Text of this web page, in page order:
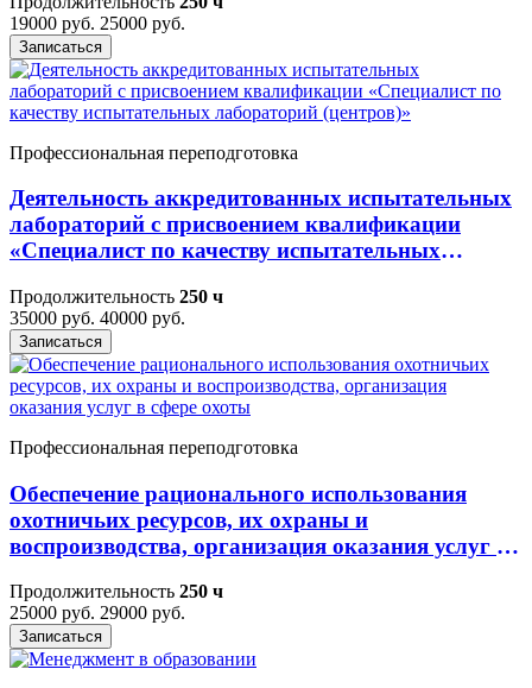
19000 руб. 25000 руб.
Записаться
Профессиональная переподготовка
Деятельность аккредитованных испытательных
лабораторий с присвоением квалификации
«Специалист по качеству испытательных
Продолжительность 250 ч
35000 руб. 40000 руб.
Записаться
Профессиональная переподготовка
Обеспечение рационального использования
охотничьих ресурсов, их охраны и
воспроизводства, организация оказания услуг в
Продолжительность 250 ч
25000 руб. 29000 руб.
Записаться